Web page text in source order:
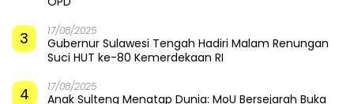
3 17/08/2025
Gubernur Sulawesi Tengah Hadiri Malam Renungan
Suci HUT ke-80 Kemerdekaan RI
4 17/08/2025
Anak Sulteng Menatap Dunia: MoU Bersejarah Buka